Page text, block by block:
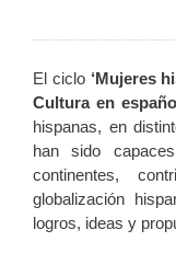
El ciclo ‘Mujeres
Cultura en
hispanas, en
han sido
continentes,
globalización
logros, ideas y